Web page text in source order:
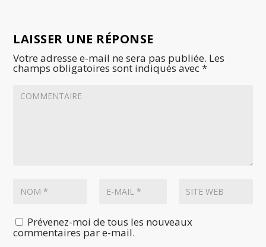
LAISSER UNE RÉPONSE
Votre adresse e-mail ne sera pas publiée. Les
champs obligatoires sont indiqués avec*
Prévenez-moi de tous les nouveaux
commentaires par e-mail.